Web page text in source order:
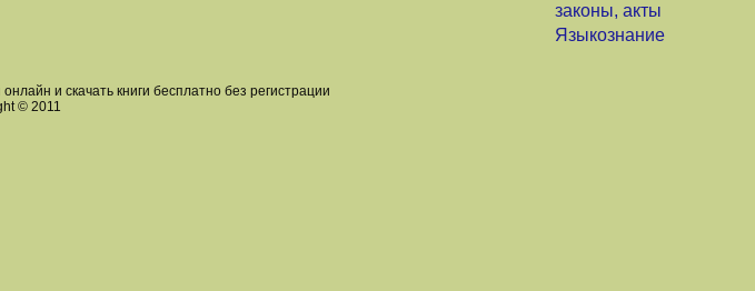
законы, акты
Языкознание
и скачать книги бесплатно без регистрации
© 2011